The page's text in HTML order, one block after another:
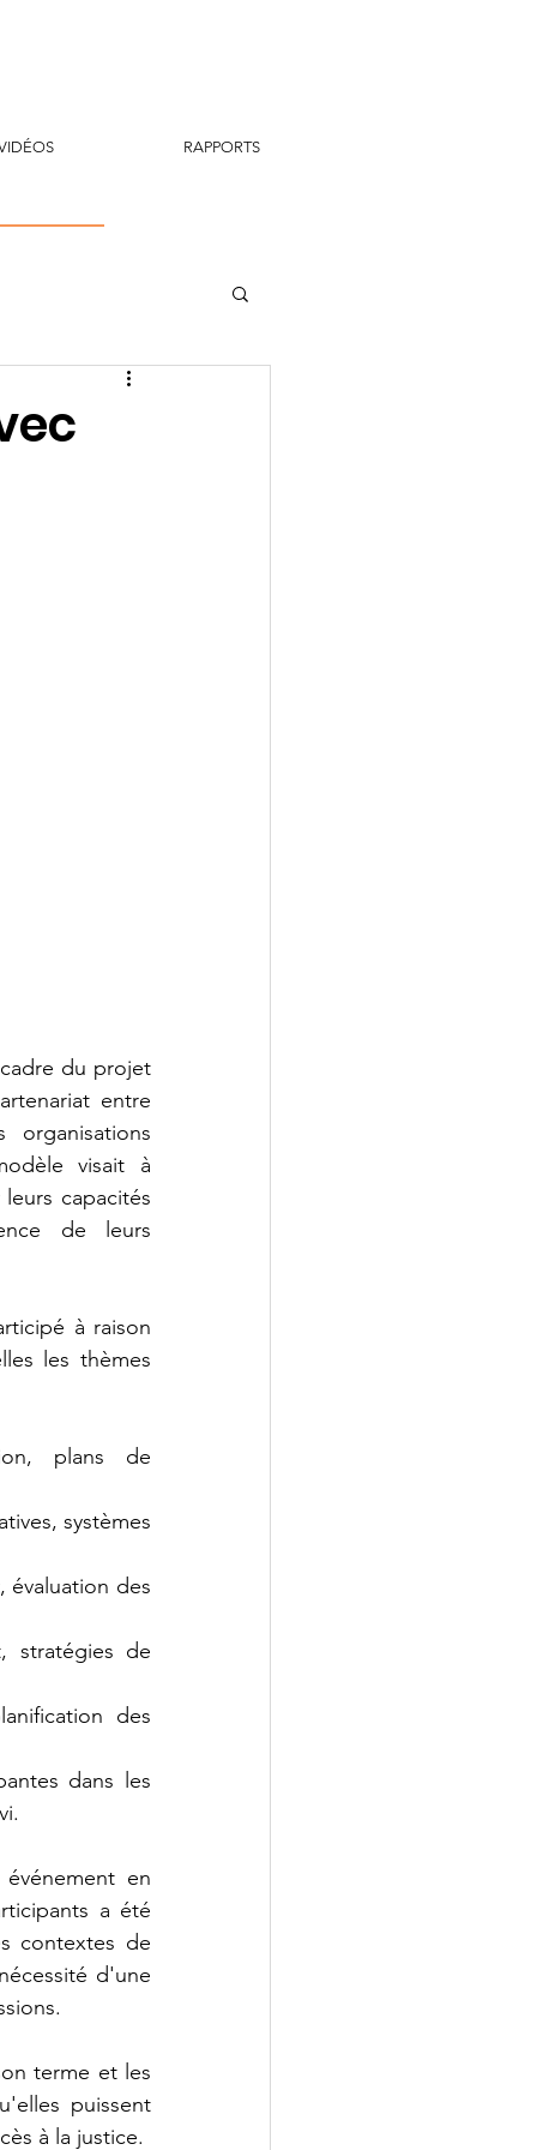
RAPPORTS
du projet
entre
visait à
capacités
de leurs
à raison
les thèmes
plans de
systèmes
des
stratégies de
des
dans les
en
a été
contextes de
d'une
terme et les
puissent
à la justice.